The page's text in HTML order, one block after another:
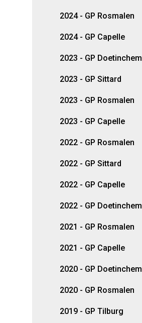
2024 - GP Rosmalen
2024 - GP Capelle
2023 - GP Doetinchem
2023 - GP Sittard
2023 - GP Rosmalen
2023 - GP Capelle
2022 - GP Rosmalen
2022 - GP Sittard
2022 - GP Capelle
2022 - GP Doetinchem
2021 - GP Rosmalen
2021 - GP Capelle
2020 - GP Doetinchem
2020 - GP Rosmalen
2019 - GP Tilburg